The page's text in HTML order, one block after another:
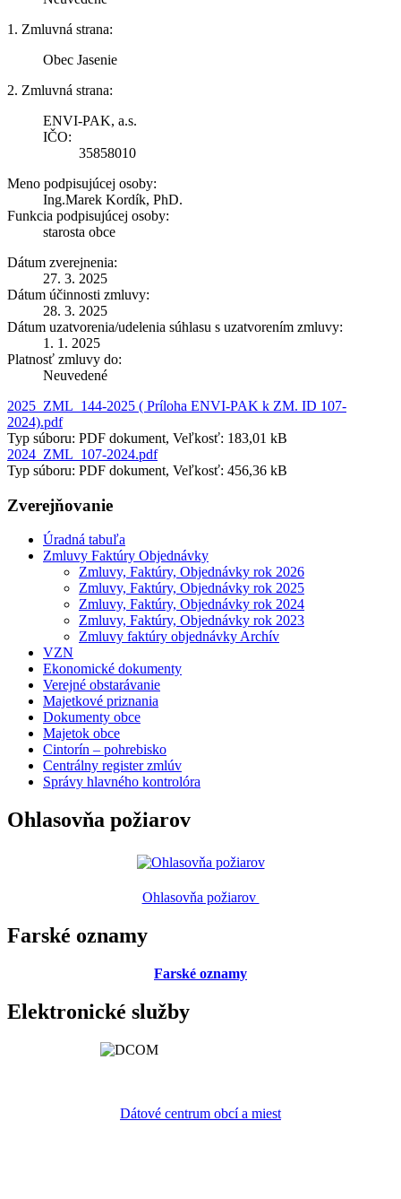
1. Zmluvná strana:
Obec Jasenie
2. Zmluvná strana:
ENVI-PAK, a.s.
IČO:
35858010
Meno podpisujúcej osoby:
Ing.Marek Kordík, PhD.
Funkcia podpisujúcej osoby:
starosta obce
Dátum zverejnenia:
27. 3. 2025
Dátum účinnosti zmluvy:
28. 3. 2025
Dátum uzatvorenia/udelenia súhlasu s uzatvorením zmluvy:
1. 1. 2025
Platnosť zmluvy do:
Neuvedené
2025_ZML_144-2025 ( Príloha ENVI-PAK k ZM. ID 107-
2024).pdf
Typ súboru: PDF dokument, Veľkosť: 183,01 kB
2024_ZML_107-2024.pdf
Typ súboru: PDF dokument, Veľkosť: 456,36 kB
Zverejňovanie
Úradná tabuľa
Zmluvy Faktúry Objednávky
Zmluvy, Faktúry, Objednávky rok 2026
Zmluvy, Faktúry, Objednávky rok 2025
Zmluvy, Faktúry, Objednávky rok 2024
Zmluvy, Faktúry, Objednávky rok 2023
Zmluvy faktúry objednávky Archív
VZN
Ekonomické dokumenty
Verejné obstarávanie
Majetkové priznania
Dokumenty obce
Majetok obce
Cintorín – pohrebisko
Centrálny register zmlúv
Správy hlavného kontrolóra
Ohlasovňa požiarov
Ohlasovňa požiarov
Farské oznamy
Farské oznamy
Elektronické služby
Dátové centrum obcí a miest